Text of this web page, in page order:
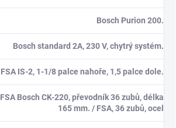
Bosch Purion 200.
Bosch standard 2A, 230 V, chytrý systém.
FSA IS-2, 1-1/8 palce nahoře, 1,5 palce dole.
FSA Bosch CK-220, převodník 36 zubů, délka
165 mm. / FSA, 36 zubů, ocel